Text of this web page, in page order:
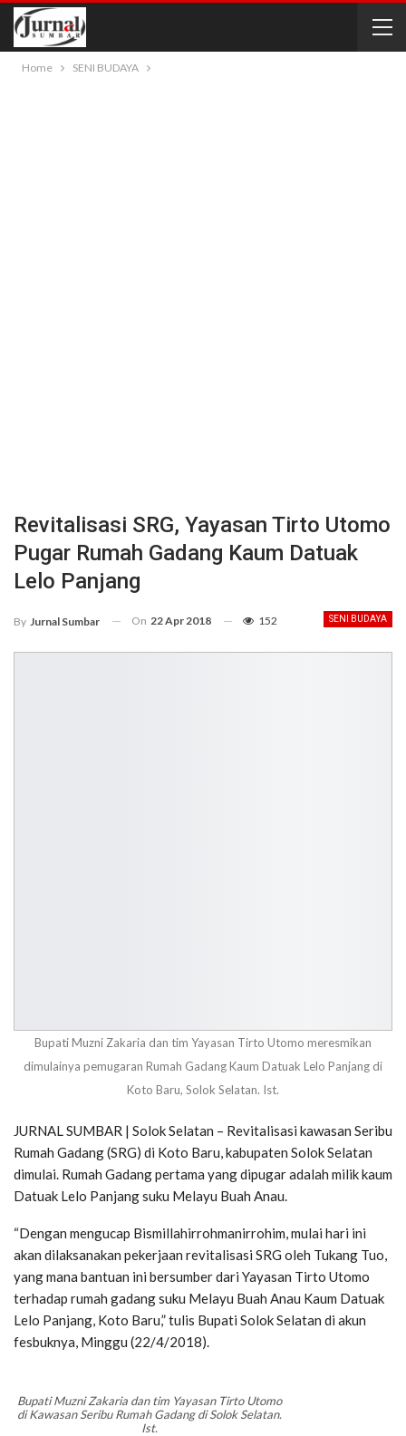
Home SENI BUDAYA
Revitalisasi SRG, Yayasan Tirto Utomo
Pugar Rumah Gadang Kaum Datuak
Lelo Panjang
SENI BUDAYA
By Jurnal Sumbar On 22 Apr 2018 152
Bupati Muzni Zakaria dan tim Yayasan Tirto Utomo meresmikan
dimulainya pemugaran Rumah Gadang Kaum Datuak Lelo Panjang di
Koto Baru, Solok Selatan. Ist.
JURNAL SUMBAR | Solok Selatan – Revitalisasi kawasan Seribu
Rumah Gadang (SRG) di Koto Baru, kabupaten Solok Selatan
dimulai. Rumah Gadang pertama yang dipugar adalah milik kaum
Datuak Lelo Panjang suku Melayu Buah Anau.
“Dengan mengucap Bismillahirrohmanirrohim, mulai hari ini
akan dilaksanakan pekerjaan revitalisasi SRG oleh Tukang Tuo,
yang mana bantuan ini bersumber dari Yayasan Tirto Utomo
terhadap rumah gadang suku Melayu Buah Anau Kaum Datuak
Lelo Panjang, Koto Baru,” tulis Bupati Solok Selatan di akun
fesbuknya, Minggu (22/4/2018).
Bupati Muzni Zakaria dan tim Yayasan Tirto Utomo
di Kawasan Seribu Rumah Gadang di Solok Selatan.
Ist.